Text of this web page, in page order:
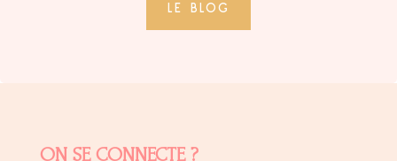
LE BLOG
ON SE CONNECTE ?